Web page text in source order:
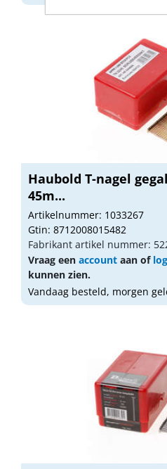
Haubold T-nagel
45m...
Artikelnummer: 1033267
Gtin: 8712008015482
Fabrikant artikel nummer:
Vraag een account aan of
kunnen zien.
Vandaag besteld, morgen